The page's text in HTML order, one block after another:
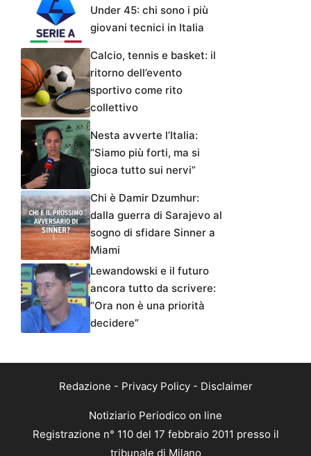
Under 45: chi sono i più
giovani tecnici in Italia
Calcio, tennis e basket: il
ritorno dell’evento
sportivo come rito
collettivo
Nesta avverte l’Italia:
“Siamo più forti, ma si
gioca tutto sui nervi”
Chi è Damir Dzumhur:
dalla guerra di Sarajevo al
sogno di sfidare Sinner a
Miami
Lewandowski e il futuro
ancora tutto da scrivere:
“Ora non è una priorità
decidere”
Redazione - Privacy Policy- Disclaimer
Notiziario Periodico on line
Registrazione n° 110 del 17 febbraio 2011 presso il
tribunale di Milano